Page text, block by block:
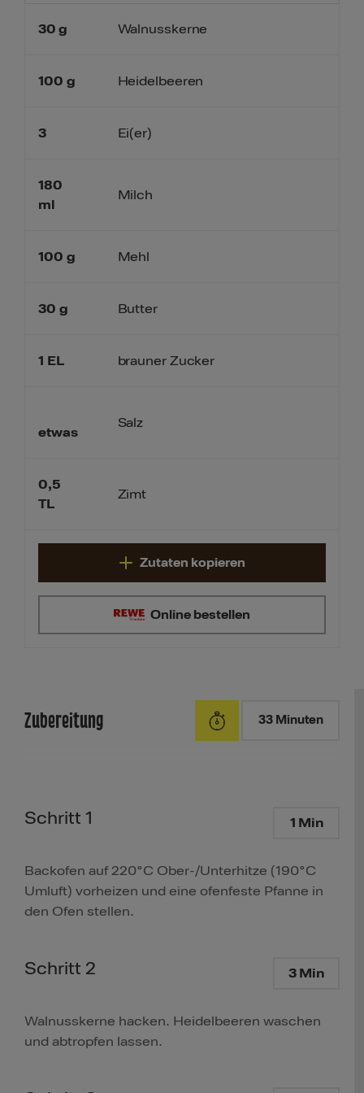
30 g
100 g
3
180
ml
100 g
30 g
1 EL
etwas
0,5
TL
Walnusskerne
Heidelbeeren
Ei(er)
Milch
Mehl
Butter
brauner Zucker
Salz
Zimt
Online bestellen
Zutaten kopieren
Zubereitung 33 Minuten
Schritt 1 1 Min
Backofen auf 220°C Ober-/Unterhitze (190°C
Umluft) vorheizen und eine ofenfeste Pfanne in
den Ofen stellen.
Schritt 2 3 Min
Walnusskerne hacken. Heidelbeeren waschen
und abtropfen lassen.